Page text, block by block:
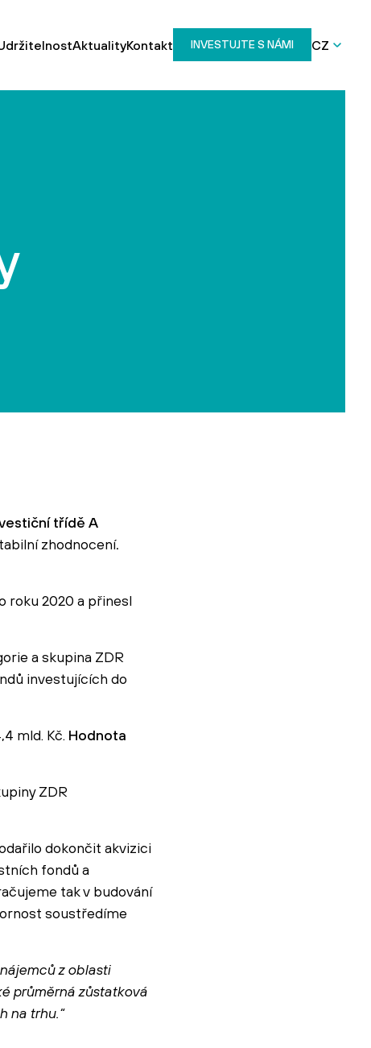
AktualityKontakt INVESTUJTE S NÁMI CZ
třídě A
zhodnocení.
roku 2020 a přinesl
a skupina ZDR
investujících do
mld. Kč. Hodnota
ZDR
dokončit akvizici
fondů a
tak v budování
soustředíme
z oblasti
průměrná zůstatková
na trhu.“